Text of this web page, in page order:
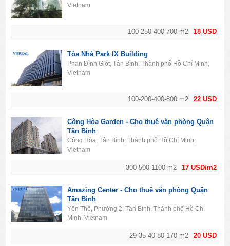
18 USD
100-250-400-700 m2
Vietnam
22 USD
100-200-400-800 m2
Tòa Nhà Park IX Building
Phan Đình Giót, Tân Bình, Thành phố Hồ Chí Minh,
Vietnam
17 USD/m2
300-500-1100 m2
Cộng Hòa Garden - Cho thuê văn phòng Quận
Tân Bình
Cộng Hòa, Tân Bình, Thành phố Hồ Chí Minh,
Vietnam
20 USD
29-35-40-80-170 m2
Amazing Center - Cho thuê văn phòng Quận
Tân Bình
Yên Thế, Phường 2, Tân Bình, Thành phố Hồ Chí
Minh, Vietnam